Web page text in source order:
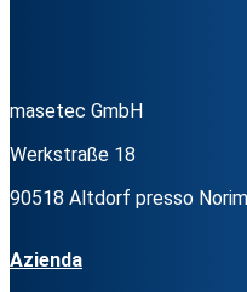
masetec GmbH
Werkstraße 18
90518 Altdorf presso
Azienda